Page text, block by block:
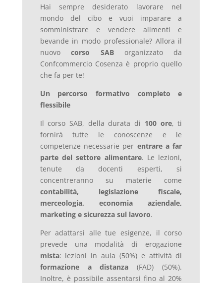
Hai sempre desiderato lavorare nel
mondo del cibo e vuoi imparare a
somministrare e vendere alimenti e
bevande in modo professionale? Allora il
nuovocorso SABorganizzato da
Confcommercio Cosenza è proprio quello
che fa per te!
Un percorso formativo completo e
flessibile
Il corso SAB, della durata di 100 ore, ti
fornirà tutte le conoscenze e le
competenze necessarie per entrare a far
parte del settore alimentare. Le lezioni,
tenute da docenti esperti, si
concentreranno su materie come
contabilità, legislazione fiscale,
merceologia, economia aziendale,
marketing e sicurezza sul lavoro.
Per adattarsi alle tue esigenze, il corso
prevede una modalità di erogazione
mista: lezioni in aula (50%) e attività di
formazione a distanza (FAD) (50%).
Inoltre, è possibile assentarsi fino al 20%